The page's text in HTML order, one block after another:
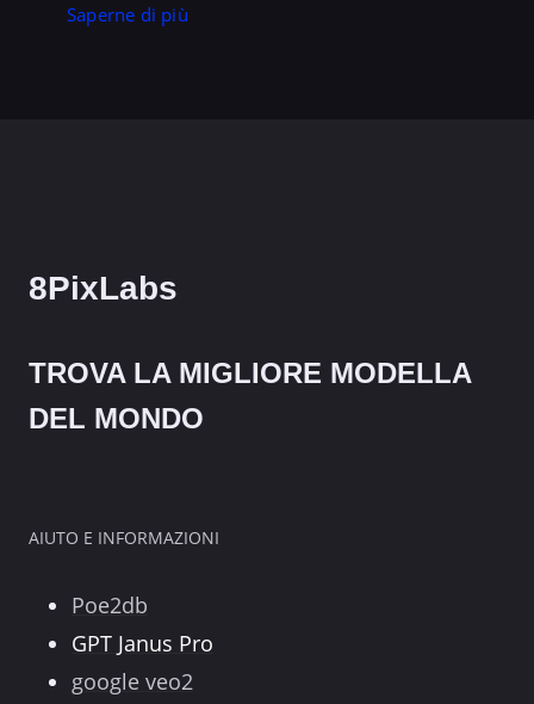
Saperne di più
8PixLabs
TROVA LA MIGLIORE MODELLA
DEL MONDO
AIUTO E INFORMAZIONI
Poe2db
GPT Janus Pro
google veo2